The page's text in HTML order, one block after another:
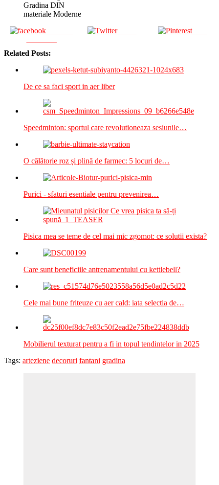
Gradina DIN
materiale Moderne
Tweet Save
Related Posts:
De ce sa faci sport in aer liber
Speedminton: sportul care revolutioneaza sesiunile…
O călătorie roz și plină de farmec: 5 locuri de…
Purici - sfaturi esentiale pentru prevenirea…
Pisica mea se teme de cel mai mic zgomot: ce solutii exista?
Care sunt beneficiile antrenamentului cu kettlebell?
Cele mai bune friteuze cu aer cald: iata selectia de…
Mobilierul texturat pentru a fi in topul tendintelor in 2025
Tags: arteziene decoruri fantani gradina